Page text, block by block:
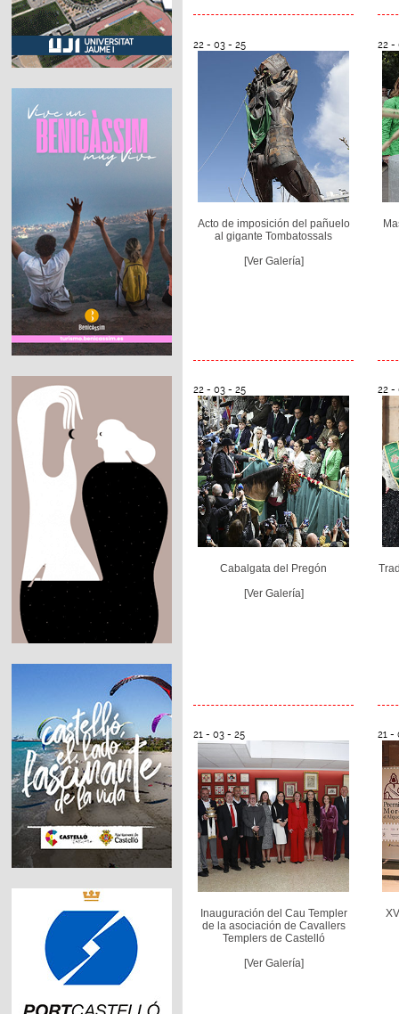
22 - 03 - 25
Acto de imposición del pañuelo
al gigante Tombatossals
[Ver Galería]
22 -
22 - 03 - 25
Cabalgata del Pregón
[Ver Galería]
22 -
21 - 03 - 25
Inauguración del Cau Templer
de la asociación de Cavallers
Templers de Castelló
[Ver Galería]
21 -